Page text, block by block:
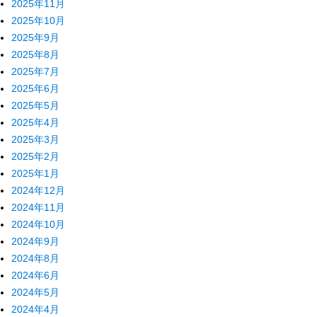
2025年11月
2025年10月
2025年9月
2025年8月
2025年7月
2025年6月
2025年5月
2025年4月
2025年3月
2025年2月
2025年1月
2024年12月
2024年11月
2024年10月
2024年9月
2024年8月
2024年6月
2024年5月
2024年4月